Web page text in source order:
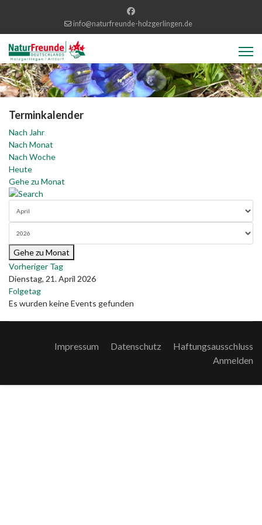
info@naturfreunde-holzgerlingen.de
Terminkalender
Nach Jahr
Nach Monat
Nach Woche
Heute
Gehe zu Monat
Gehe zu Monat
Vorheriger Tag
Dienstag, 21. April 2026
Folgetag
Es wurden keine Events gefunden
Impressum Datenschutz
Haftungsausschluss
Anmelden